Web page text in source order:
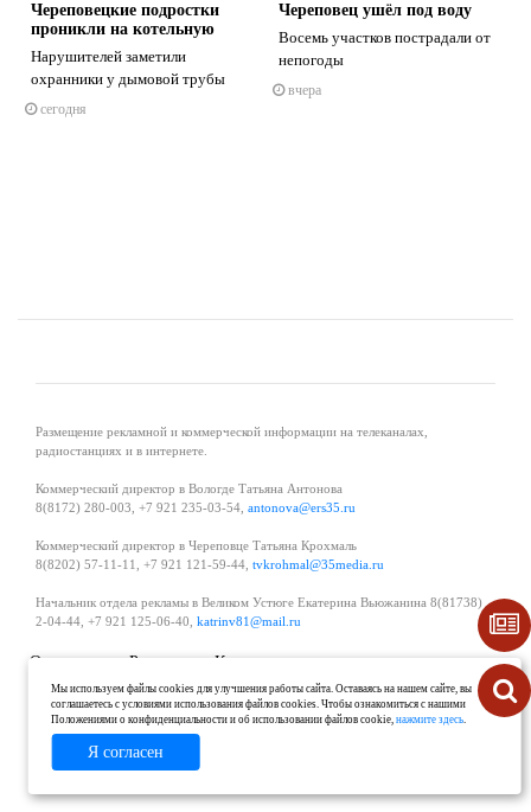
Череповецкие подростки
проникли на котельную
Нарушителей заметили
охранники у дымовой трубы
сегодня
Череповец ушёл под воду
Восемь участков пострадали от
непогоды
вчера
Размещение рекламной и коммерческой информации на телеканалах,
радиостанциях и в интернете.
Коммерческий директор в Вологде Татьяна Антонова
8(8172) 280-003, +7 921 235-03-54, antonova@ers35.ru
Коммерческий директор в Череповце Татьяна Крохмаль
8(8202) 57-11-11, +7 921 121-59-44, tvkrohmal@35media.ru
Начальник отдела рекламы в Великом Устюге Екатерина Вьюжанина 8(81738)
2-04-44, +7 921 125-06-40, katrinv81@mail.ru
О проекте Реклама
Контакты
Политика в области обработки и защиты персональных данных
Мы используем файлы cookies для улучшения работы сайта. Оставаясь на нашем сайте, вы
соглашаетесь с условиями использования файлов cookies. Чтобы ознакомиться с нашими
Положениями о конфиденциальности и об использовании файлов cookie,нажмите здесь.
Я согласен